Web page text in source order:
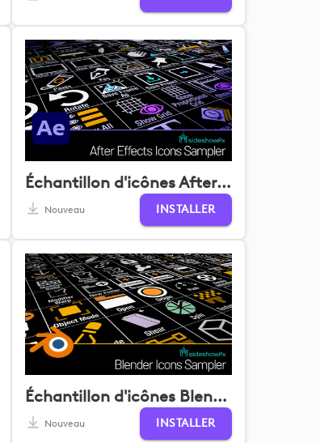
Échantillon d'icônes After Effects
Nouveau INSTALLER
Échantillon d'icônes Blender
Nouveau INSTALLER